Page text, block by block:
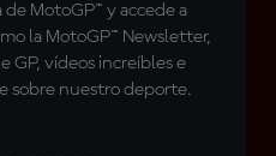
MotoGP™ y accede a
la MotoGP™ Newsletter,
GP, vídeos increíbles e
sobre nuestro deporte.